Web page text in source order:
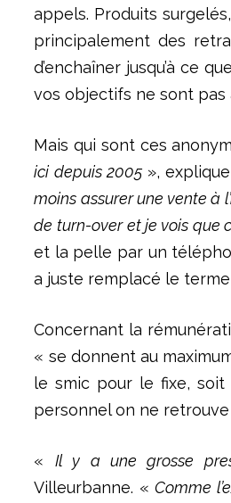
appels. Produits
principalement des
d’enchaîner jusqu’à ce
vos objectifs ne sont
Mais qui sont ces
ici depuis 2005 »,
moins assurer une vente à
de turn-over et je vois que
et la pelle par un
a juste remplacé le
Concernant la
« se donnent au
le smic pour le fixe, soit
personnel on ne retrouve
« Il y a une grosse
Villeurbanne. «Comme